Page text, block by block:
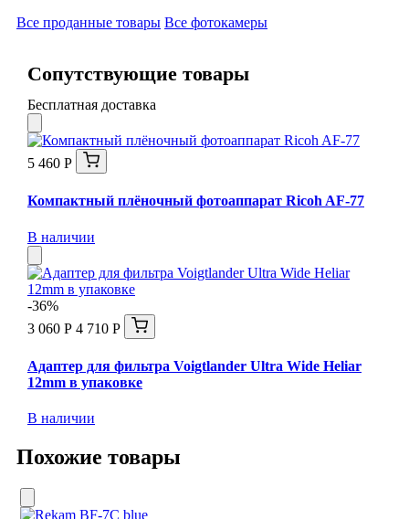
Все проданные товары Все фотокамеры
Сопутствующие товары
Бесплатная доставка
5 460 Р
Компактный плёночный фотоаппарат Ricoh AF-77
В наличии
-36%
3 060 Р 4 710 Р
Адаптер для фильтра Voigtlander Ultra Wide Heliar
12mm в упаковке
В наличии
Похожие товары